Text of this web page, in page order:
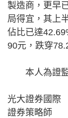
製造商，更早
局得宜，其上
佔比已達
90元，跌穿
本人為證監
光大證券國際
證券策略師